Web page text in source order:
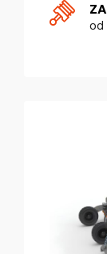
od